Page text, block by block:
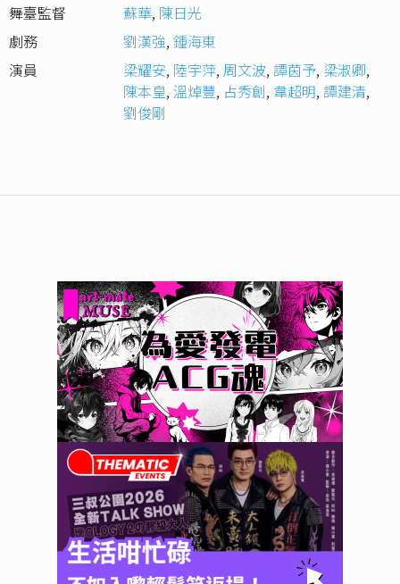
舞臺監督
蘇華, 陳日光
劇務
劉漢強,鍾海東
演員
梁耀安, 陸宇萍,周文波,譚茵予, 梁淑卿,
陳本皇,溫焯豐, 占秀創, 韋超明,譚建清,
劉俊剛